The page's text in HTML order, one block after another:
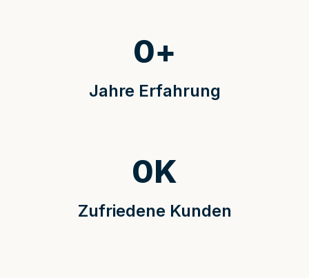
Jahre Erfahrung
0+
Zufriedene Kunden
0K